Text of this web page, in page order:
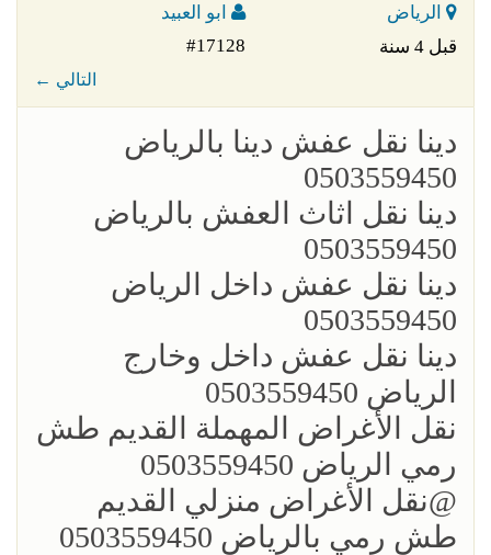
الرياض
ابو العبيد
قبل 4 سنة
#17128
← التالي
؜دينا نقل عفش دينا بالرياض
0503559450
؜؜دينا نقل اثاث العفش بالرياض
0503559450
؜دينا نقل عفش داخل الرياض
0503559450
؜دينا نقل عفش داخل وخارج
الرياض 0503559450
؜نقل الأغراض المهملة القديم طش
رمي الرياض 0503559450
؜؜@نقل الأغراض منزلي القديم
طش رمي بالرياض 0503559450